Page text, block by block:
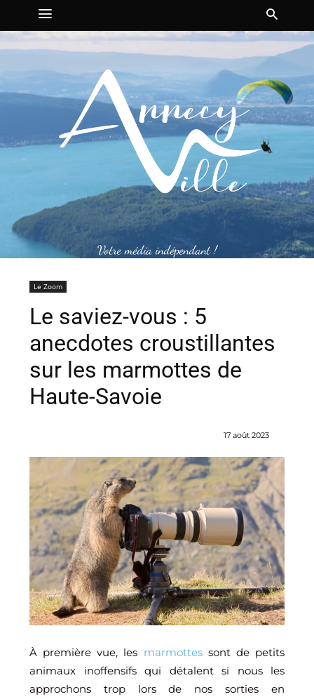
Votre média indépendant !
Le Zoom
Le saviez-vous : 5
anecdotes croustillantes
sur les marmottes de
Haute-Savoie
17 août 2023
À première vue, les marmottessont de petits
animaux inoffensifs qui détalent si nous les
approchons trop lors de nos sorties en